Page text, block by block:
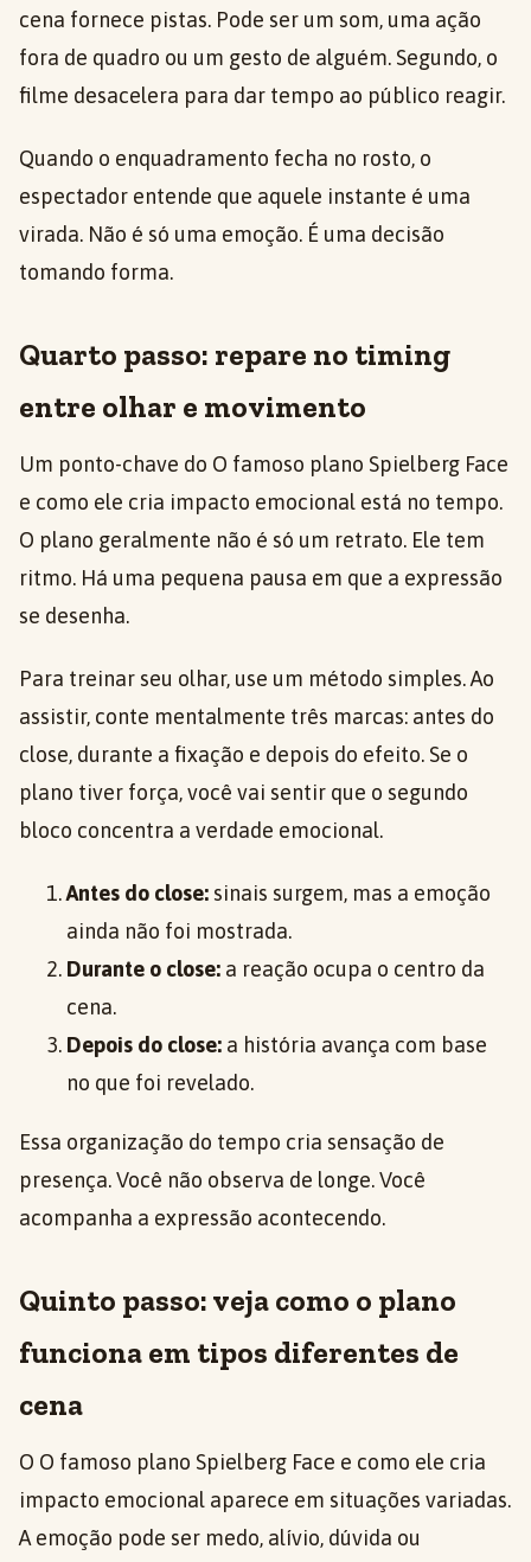
cena fornece pistas. Pode ser um som, uma ação
fora de quadro ou um gesto de alguém. Segundo, o
filme desacelera para dar tempo ao público reagir.
Quando o enquadramento fecha no rosto, o
espectador entende que aquele instante é uma
virada. Não é só uma emoção. É uma decisão
tomando forma.
Quarto passo: repare no timing
entre olhar e movimento
Um ponto-chave do O famoso plano Spielberg Face
e como ele cria impacto emocional está no tempo.
O plano geralmente não é só um retrato. Ele tem
ritmo. Há uma pequena pausa em que a expressão
se desenha.
Para treinar seu olhar, use um método simples. Ao
assistir, conte mentalmente três marcas: antes do
close, durante a fixação e depois do efeito. Se o
plano tiver força, você vai sentir que o segundo
bloco concentra a verdade emocional.
Antes do close: sinais surgem, mas a emoção
ainda não foi mostrada.
Durante o close: a reação ocupa o centro da
cena.
Depois do close: a história avança com base
no que foi revelado.
Essa organização do tempo cria sensação de
presença. Você não observa de longe. Você
acompanha a expressão acontecendo.
Quinto passo: veja como o plano
funciona em tipos diferentes de
cena
O O famoso plano Spielberg Face e como ele cria
impacto emocional aparece em situações variadas.
A emoção pode ser medo, alívio, dúvida ou